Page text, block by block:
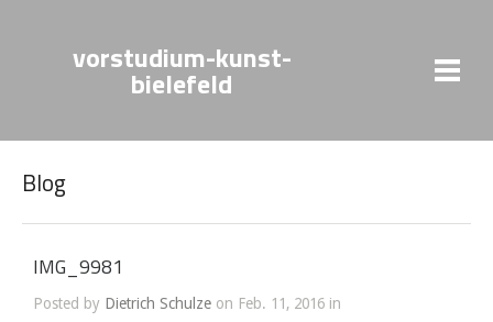
vorstudium-kunst-
bielefeld
Blog
IMG_9981
Posted by Dietrich Schulze on Feb. 11, 2016 in